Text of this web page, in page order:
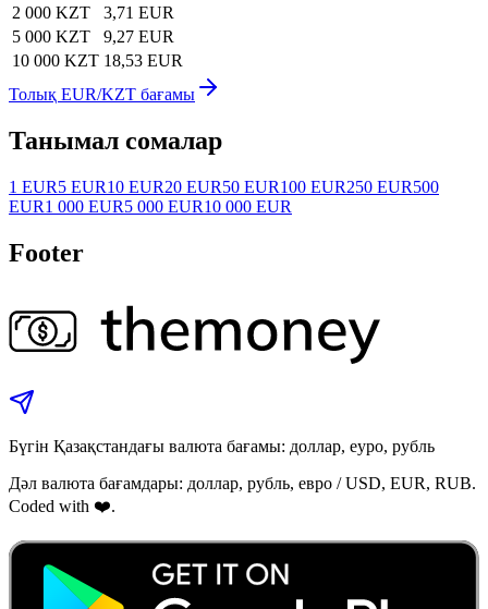
2 000 KZT
3,71 EUR
5 000 KZT
9,27 EUR
10 000 KZT 18,53 EUR
Толық EUR/KZT бағамы
Танымал сомалар
1 EUR5 EUR10 EUR20 EUR50 EUR100 EUR250 EUR500
EUR1 000 EUR5 000 EUR10 000 EUR
Footer
Бүгін Қазақстандағы валюта бағамы: доллар, еуро, рубль
Дәл валюта бағамдары: доллар, рубль, евро / USD, EUR, RUB.
Coded with ❤️.